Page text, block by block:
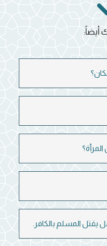
يقتل المسلم بالكافر.
أيضاً: